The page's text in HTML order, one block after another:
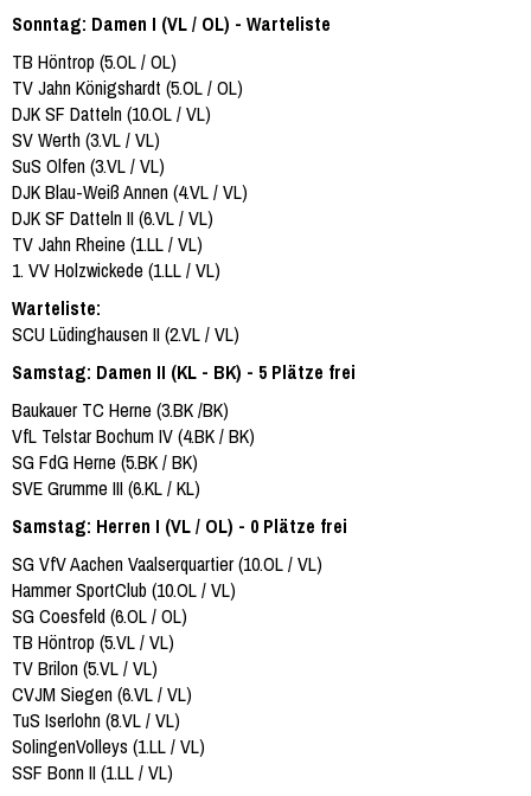
Sonntag: Damen I (VL / OL) - Warteliste
TB Höntrop (5.OL / OL)
TV Jahn Königshardt (5.OL / OL)
DJK SF Datteln (10.OL / VL)
SV Werth (3.VL / VL)
SuS Olfen (3.VL / VL)
DJK Blau-Weiß Annen (4.VL / VL)
DJK SF Datteln II (6.VL / VL)
TV Jahn Rheine (1.LL / VL)
1. VV Holzwickede (1.LL / VL)
Warteliste:
SCU Lüdinghausen II (2.VL / VL)
Samstag: Damen II (KL - BK) - 5 Plätze frei
Baukauer TC Herne (3.BK /BK)
VfL Telstar Bochum IV (4.BK / BK)
SG FdG Herne (5.BK / BK)
SVE Grumme III (6.KL / KL)
Samstag: Herren I (VL / OL) - 0 Plätze frei
SG VfV Aachen Vaalserquartier (10.OL / VL)
Hammer SportClub (10.OL / VL)
SG Coesfeld (6.OL / OL)
TB Höntrop (5.VL / VL)
TV Brilon (5.VL / VL)
CVJM Siegen (6.VL / VL)
TuS Iserlohn (8.VL / VL)
SolingenVolleys (1.LL / VL)
SSF Bonn II (1.LL / VL)